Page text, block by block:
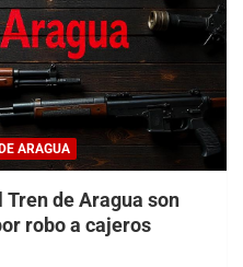
ARAGUA
de Aragua son
robo a cajeros